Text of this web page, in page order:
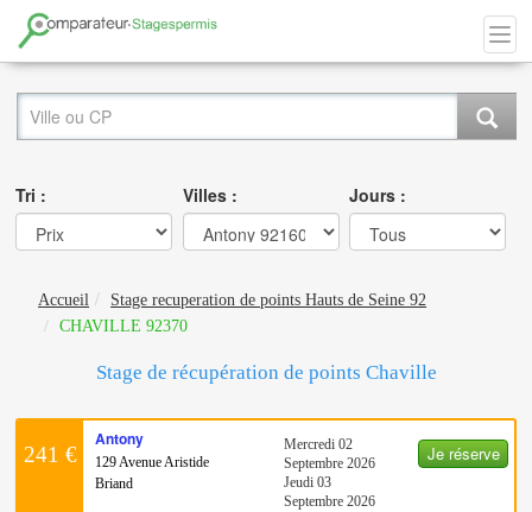
Tri : Villes : Jours :
Accueil
Stage recuperation de points Hauts de Seine 92
CHAVILLE 92370
Stage de récupération de points Chaville
Je réserve
241 €
Antony
129 Avenue Aristide
Briand
Mercredi 02
Septembre 2026
Jeudi 03
Septembre 2026